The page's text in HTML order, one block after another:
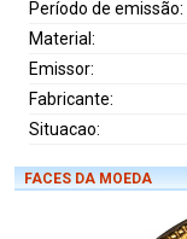
Período de emissão:
Material:
Emissor:
Fabricante:
Situacao:
FACES DA MOEDA